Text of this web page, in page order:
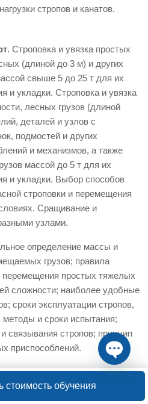
стропов и канатов.
. Строповка и увязка простых
(длиной до 3 м) и других
свыше 5 до 25 т для их
и укладки. Строповка и увязка
лесных грузов (длиной
деталей и узлов с
подмостей и других
и механизмов, а также
массой до 5 т для их
и укладки. Выбор способов
строповки и перемещения
Сращивание и
узлами.
определение массы и
грузов; правила
перемещения простых тяжелых
сложности; наиболее удобные
сроки эксплуатации стропов,
методы и сроки испытания;
связывания стропов; принцип
приспособлений.
. Строповка и увязка простых
Open
стоимость обучения